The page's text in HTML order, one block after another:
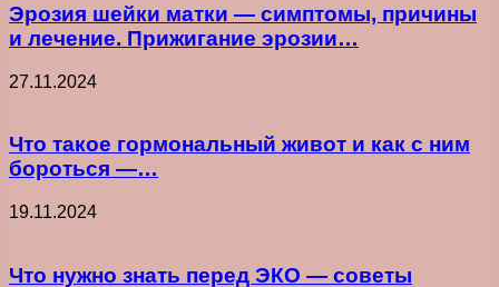
Эрозия шейки матки — симптомы, причины
и лечение. Прижигание эрозии…
27.11.2024
Что такое гормональный живот и как с ним
бороться —…
19.11.2024
Что нужно знать перед ЭКО — советы